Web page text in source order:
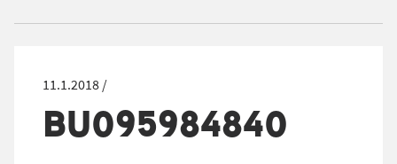
11.1.2018 /
BU095984840